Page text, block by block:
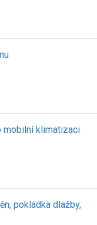
mobilní klimatizaci
pokládka dlažby,